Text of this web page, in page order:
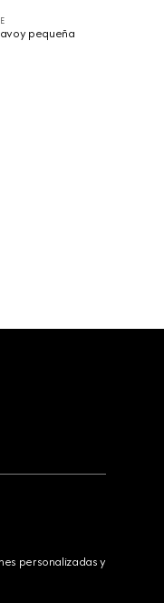
pequeña
personalizadas y